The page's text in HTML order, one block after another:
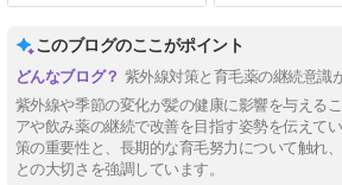
このブログのここがポイント
紫外線対策と育毛薬の継続意識
紫外線や季節の変化が髪の健康に影響を与える
アや飲み薬の継続で改善を目指す姿勢を伝えて
策の重要性と、長期的な育毛努力について触れ
との大切さを強調しています。